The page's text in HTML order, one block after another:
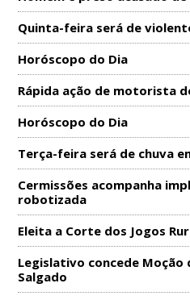
Quinta-feira será de
Horóscopo do Dia
Rápida ação de motorista
Horóscopo do Dia
Terça-feira será de chuva
Cermissões acompanha
robotizada
Eleita a Corte dos Jogos
Legislativo concede Moção
Salgado